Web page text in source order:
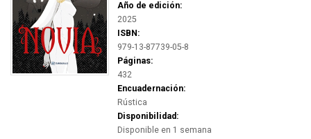
Año de edición:
2025
ISBN:
979-13-87739-05-8
Páginas:
432
Encuadernación:
Rústica
Disponibilidad:
Disponible en 1 semana